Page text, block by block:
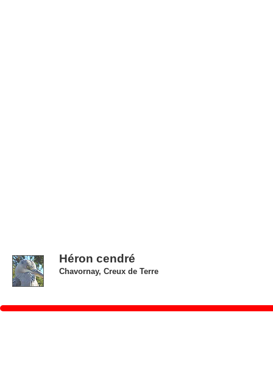
Héron cendré
Chavornay, Creux de Terre